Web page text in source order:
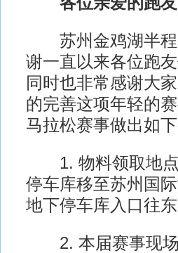
苏州金鸡湖半程
谢一直以来各位跑
同时也非常感谢大
的完善这项年轻的
马拉松赛事做出如下
1. 物料领取地点
停车库移至苏州国
地下停车库入口往东
2. 本届赛事现场